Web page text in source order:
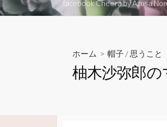
ッ
facebook Cheera by Azusa
ホーム > 帽子 / 思うこと
柚木沙弥郎